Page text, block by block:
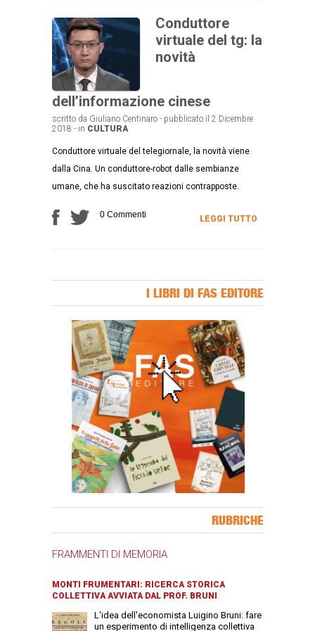
Conduttore
virtuale del tg: la
novità
dell’informazione cinese
scritto da Giuliano Centinaro - pubblicato il 2 Dicembre
2018 - in CULTURA
Conduttore virtuale del telegiornale, la novità viene
dalla Cina. Un conduttore-robot dalle sembianze
umane, che ha suscitato reazioni contrapposte.
0 Commenti LEGGI TUTTO
I LIBRI DI FAS EDITORE
RUBRICHE
FRAMMENTI DI MEMORIA
MONTI FRUMENTARI: RICERCA STORICA
COLLETTIVA AVVIATA DAL PROF. BRUNI
L'idea dell'economista Luigino Bruni: fare
un esperimento di intelligenza collettiva